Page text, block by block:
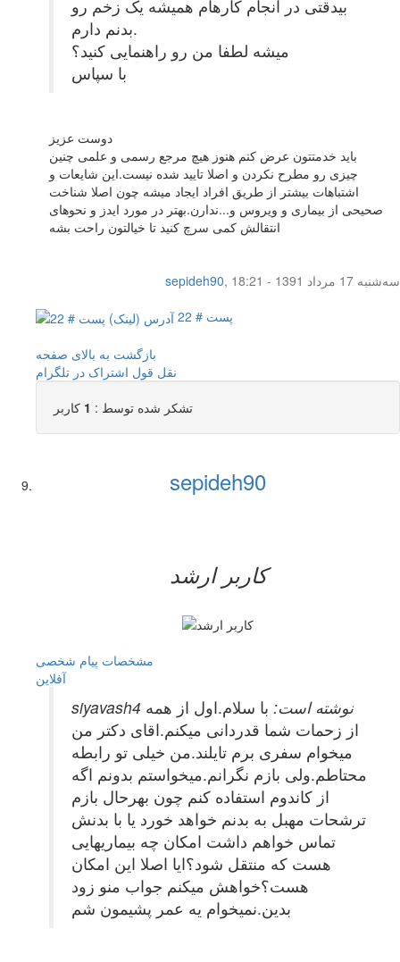
بیدقتی در انجام کارهام همیشه یک زخم رو
بدنم دارم.
میشه لطفا من رو راهنمایی کنید؟
با سپاس
دوست عزیز
باید خدمتتون عرض کنم هنوز هیچ مرجع رسمی و علمی چنین
چیزی رو مطرح نکردن و اصلا تایید شده نیست.این شایعات و
اشتباهات بیشتر از طریق افراد ایجاد میشه چون اصلا شناخت
صحیحی از بیماری و ویروس و...ندارن.بهتر در مورد ایدز و نحوهای
انتقالش کمی سرچ کنید تا خیالتون راحت بشه
sepideh90,
سه‌شنبه 17 مرداد 1391 - 18:21
پست # 22
بازگشت به بالای صفحه
نقل قول اشتراک در تلگرام
تشکر شده توسط : 1 کاربر
sepideh90
کاربر ارشد
مشخصات پیام شخصی
آفلاين
siyavash4 نوشته است: با سلام.اول از همه
از زحمات شما قدردانی میکنم.اقای دکتر من
میخوام سفری برم تایلند.من خیلی تو رابطه
محتاطم.ولی بازم نگرانم.میخواستم بدونم اگه
از کاندوم استفاده کنم چون بهرحال بازم
ترشحات مهبل به بدنم خواهد خورد یا با بدنش
تماس خواهم داشت امکان چه بیماریهایی
هست که منتقل شود؟ایا اصلا این امکان
هست؟خواهش میکنم جواب منو زود
بدین.نمیخوام یه عمر پشیمون شم